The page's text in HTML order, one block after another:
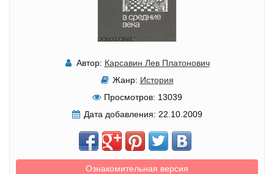
Автор: Карсавин Лев Платонович
Жанр: История
Просмотров: 13039
Дата добавления: 22.10.2009
Ознакомительная версия